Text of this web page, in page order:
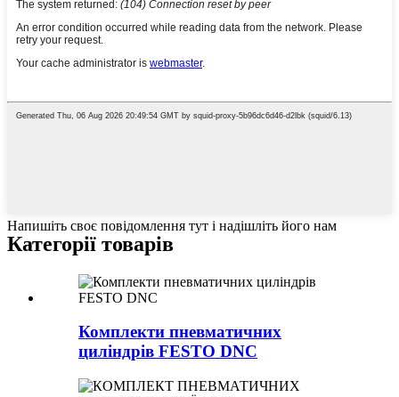
Напишіть своє повідомлення тут і надішліть його нам
Категорії товарів
Комплекти пневматичних
циліндрів FESTO DNC